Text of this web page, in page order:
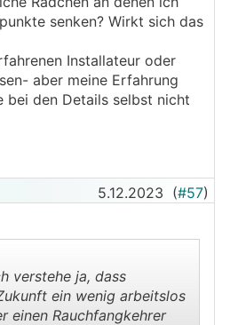
senken? Wirkt sich das
Installateur oder
aber meine Erfahrung
bei den Details selbst nicht
5.12.2023 (#57)
verstehe ja, dass
ein wenig arbeitslos
einen Rauchfangkehrer